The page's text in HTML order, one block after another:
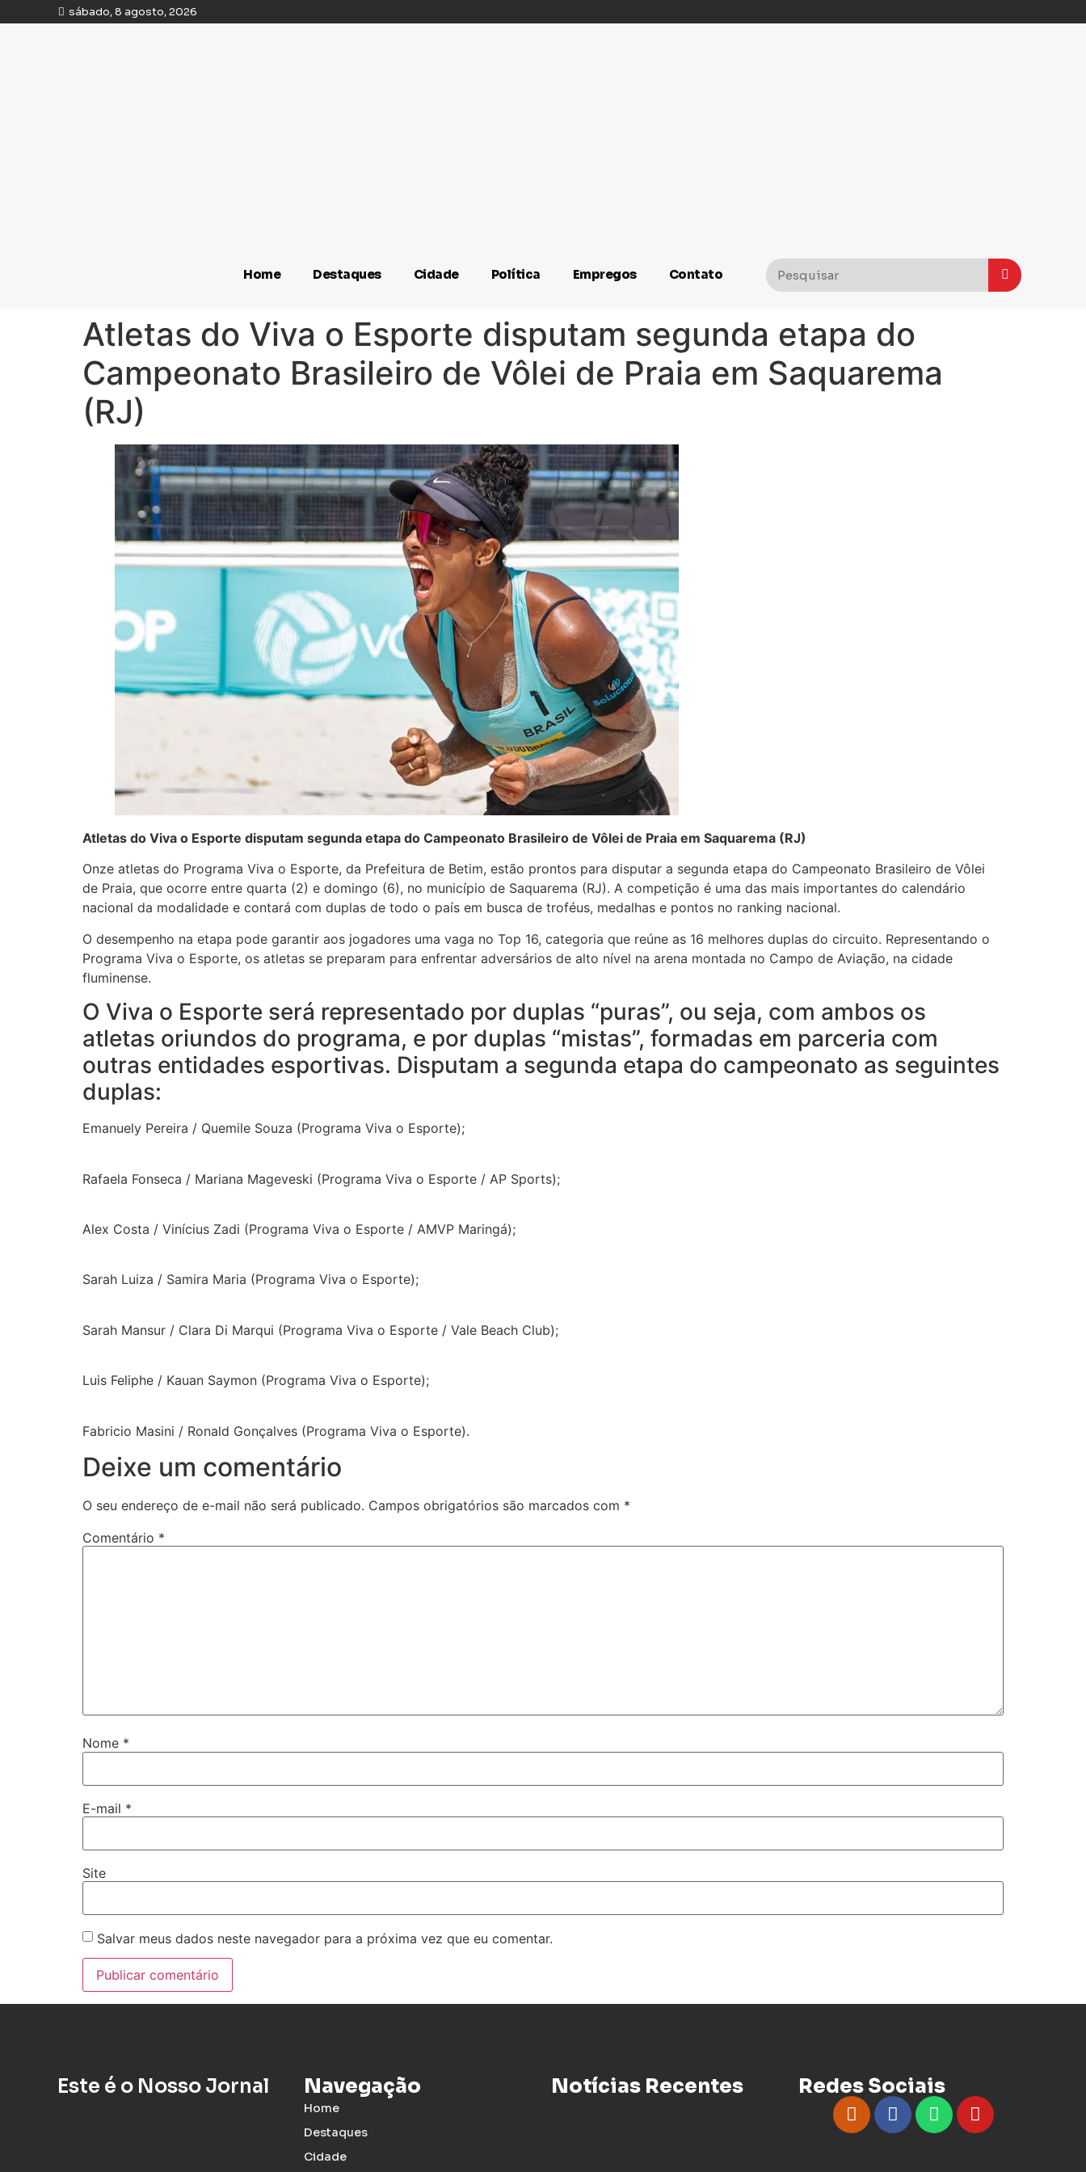
sábado, 8 agosto, 2026
Home Destaques Cidade Política Empregos Contato
Atletas do Viva o Esporte disputam segunda etapa do
Campeonato Brasileiro de Vôlei de Praia em Saquarema
(RJ)
Atletas do Viva o Esporte disputam segunda etapa do Campeonato Brasileiro de Vôlei de Praia em Saquarema (RJ)
Onze atletas do Programa Viva o Esporte, da Prefeitura de Betim, estão prontos para disputar a segunda etapa do Campeonato Brasileiro de Vôlei
de Praia, que ocorre entre quarta (2) e domingo (6), no município de Saquarema (RJ). A competição é uma das mais importantes do calendário
nacional da modalidade e contará com duplas de todo o país em busca de troféus, medalhas e pontos no ranking nacional.
O desempenho na etapa pode garantir aos jogadores uma vaga no Top 16, categoria que reúne as 16 melhores duplas do circuito. Representando o
Programa Viva o Esporte, os atletas se preparam para enfrentar adversários de alto nível na arena montada no Campo de Aviação, na cidade
fluminense.
O Viva o Esporte será representado por duplas “puras”, ou seja, com ambos os
atletas oriundos do programa, e por duplas “mistas”, formadas em parceria com
outras entidades esportivas. Disputam a segunda etapa do campeonato as seguintes
duplas:
Emanuely Pereira / Quemile Souza (Programa Viva o Esporte);
Rafaela Fonseca / Mariana Mageveski (Programa Viva o Esporte / AP Sports);
Alex Costa / Vinícius Zadi (Programa Viva o Esporte / AMVP Maringá);
Sarah Luiza / Samira Maria (Programa Viva o Esporte);
Sarah Mansur / Clara Di Marqui (Programa Viva o Esporte / Vale Beach Club);
Luis Feliphe / Kauan Saymon (Programa Viva o Esporte);
Fabricio Masini / Ronald Gonçalves (Programa Viva o Esporte).
Deixe um comentário
O seu endereço de e-mail não será publicado. Campos obrigatórios são marcados com *
Comentário *
Nome *
E-mail *
Site
Salvar meus dados neste navegador para a próxima vez que eu comentar.
Este é o Nosso Jornal Navegação
Home
Destaques
Cidade
Notícias Recentes Redes Sociais